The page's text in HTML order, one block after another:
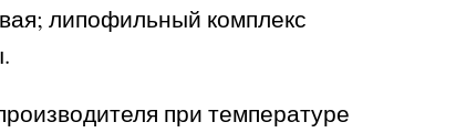
липофильный комплекс
при температуре